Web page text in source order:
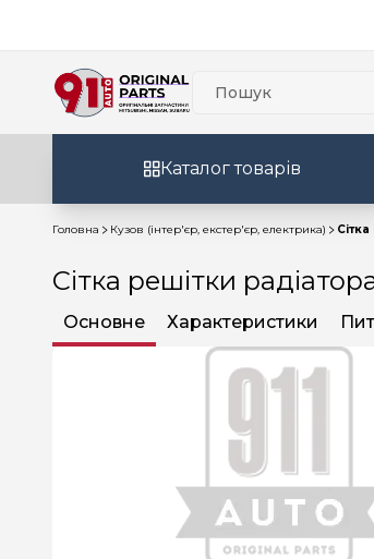
Каталог товарів
Головна Кузов (інтер'єр, екстер'єр, електрика)
Сітка решітки
Основне Характеристики